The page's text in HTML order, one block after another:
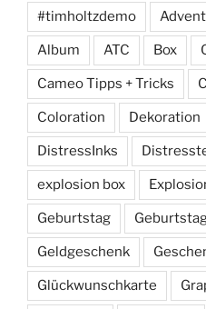
#timholtzdemo Advent
Album ATC Box
Cameo Tipps + Tricks
Coloration Dekoration
DistressInks
explosion box
Geburtstag
Geldgeschenk
Glückwunschkarte